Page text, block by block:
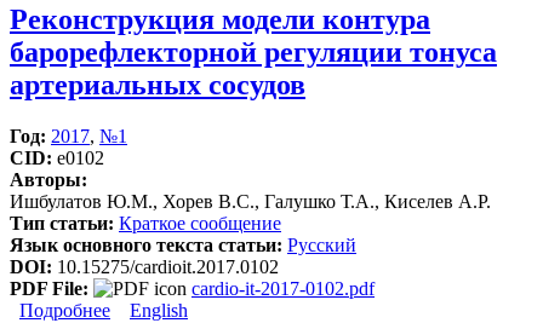
кардиоинтерваллограмм и фотоплетизмограмм
Реконструкция модели контура
барорефлекторной регуляции тонуса
артериальных сосудов
Год: 2017, №1
CID: e0102
Авторы:
Ишбулатов Ю.М., Хорев В.С., Галушко Т.А., Киселев А.Р.
Тип статьи: Краткое сообщение
Язык основного текста статьи: Русский
DOI: 10.15275/cardioit.2017.0102
PDF File:
cardio-it-2017-0102.pdf
Подробнее о Реконструкция модели контура
English